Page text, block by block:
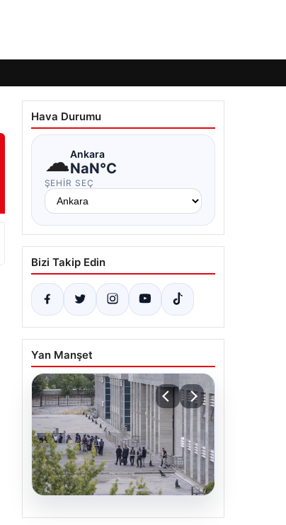
Hava Durumu
☁Ankara
NaN°C
ŞEHIR SEÇ
Bizi Takip Edin
Yan Manşet
05.08.2026